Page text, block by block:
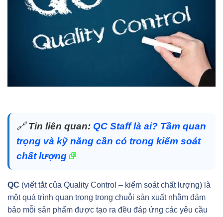
🔗Tin liên quan: QC Staff là ai? Tầm quan
trọng và kỹ năng cần có trong kiểm soát
chất lượng
QC (viết tắt của Quality Control – kiểm soát chất lượng) là
một quá trình quan trọng trong chuỗi sản xuất nhằm đảm
bảo mỗi sản phẩm được tạo ra đều đáp ứng các yêu cầu